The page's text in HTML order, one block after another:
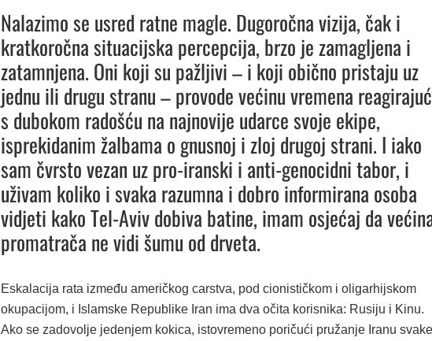
Nalazimo se usred ratne magle. Dugoročna vizija, čak i
kratkoročna situacijska percepcija, brzo je zamagljena i
zatamnjena. Oni koji su pažljivi – i koji obično pristaju uz
jednu ili drugu stranu – provode većinu vremena
s dubokom radošću na najnovije udarce svoje ekipe,
isprekidanim žalbama o gnusnoj i zloj drugoj strani. I iako
sam čvrsto vezan uz pro-iranski i anti-genocidni tabor, i
uživam koliko i svaka razumna i dobro informirana osoba
vidjeti kako Tel-Aviv dobiva batine, imam osjećaj da
promatrača ne vidi šumu od drveta.
Eskalacija rata između američkog carstva, pod cionističkom i oligarhijskom
okupacijom, i Islamske Republike Iran ima dva očita korisnika: Rusiju i Kinu.
Ako se zadovolje jedenjem kokica, istovremeno poričući pružanje Iranu svake